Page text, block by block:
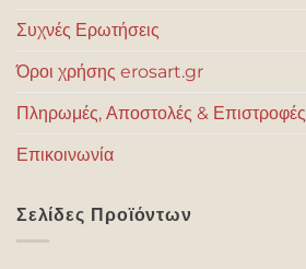
Συχνές Ερωτήσεις
Όροι χρήσης erosart.gr
Πληρωμές, Αποστολές & Επιστροφές
Επικοινωνία
Σελίδες Προϊόντων